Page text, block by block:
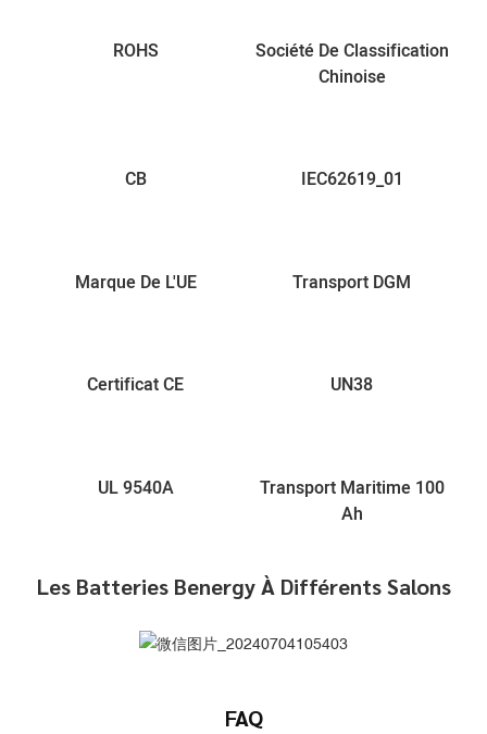
ROHS
Société De Classification
Chinoise
CB IEC62619_01
Marque De L'UE Transport DGM
Certificat CE UN38
UL 9540A
Transport Maritime 100
Ah
Les Batteries Benergy À Différents Salons
FAQ